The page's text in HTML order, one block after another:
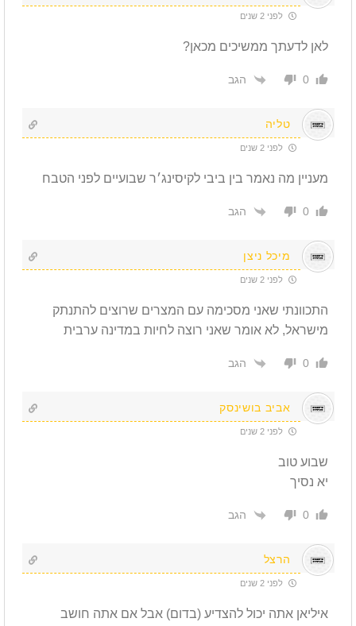
לפני 2 שנים
לאן לדעתך ממשיכים מכאן?
0 הגב
טליה
לפני 2 שנים
מעניין מה נאמר בין ביבי לקיסינג׳ר שבועיים לפני הטבח
0 הגב
מיכל ניצן
לפני 2 שנים
התכוונתי שאני מסכימה עם המצרים שרוצים להתנתק
מישראל, לא אומר שאני רוצה לחיות במדינה ערבית
0 הגב
אביב בושינסק
לפני 2 שנים
שבוע טוב
יא נסיך
0 הגב
הרצל
לפני 2 שנים
איליאן אתה יכול להצדיע (בדום) אבל אם אתה חושב